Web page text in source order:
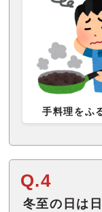
手料理をふ
Q.4
冬至の日は